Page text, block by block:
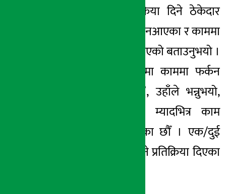
आउँछु भनेर प्रतिक्रिया दिने ठेकेदार
कम्पनीका प्रतिनिधि नआएका र काममा
फर्काउन ताकेता गरिएको बताउनुभयो ।
“पत्र र मौखिकरुपमा काममा फर्कन
ताकेता गरेका छौँ”, उहाँले भन्नुभयो,
“चैतसम्म थपिएको म्यादभित्र काम
सक्न निर्देशन दिएका छौँ । एक/दुई
दिनमा काममा फर्कने प्रतिक्रिया दिएका